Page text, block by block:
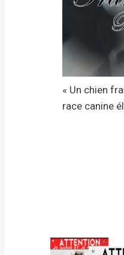
« Un chien
race canine